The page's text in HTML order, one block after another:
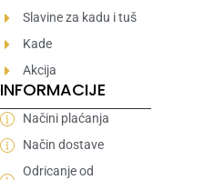
Slavine za kadu i tuš
Kade
Akcija
INFORMACIJE
Načini plaćanja
Način dostave
Odricanje od